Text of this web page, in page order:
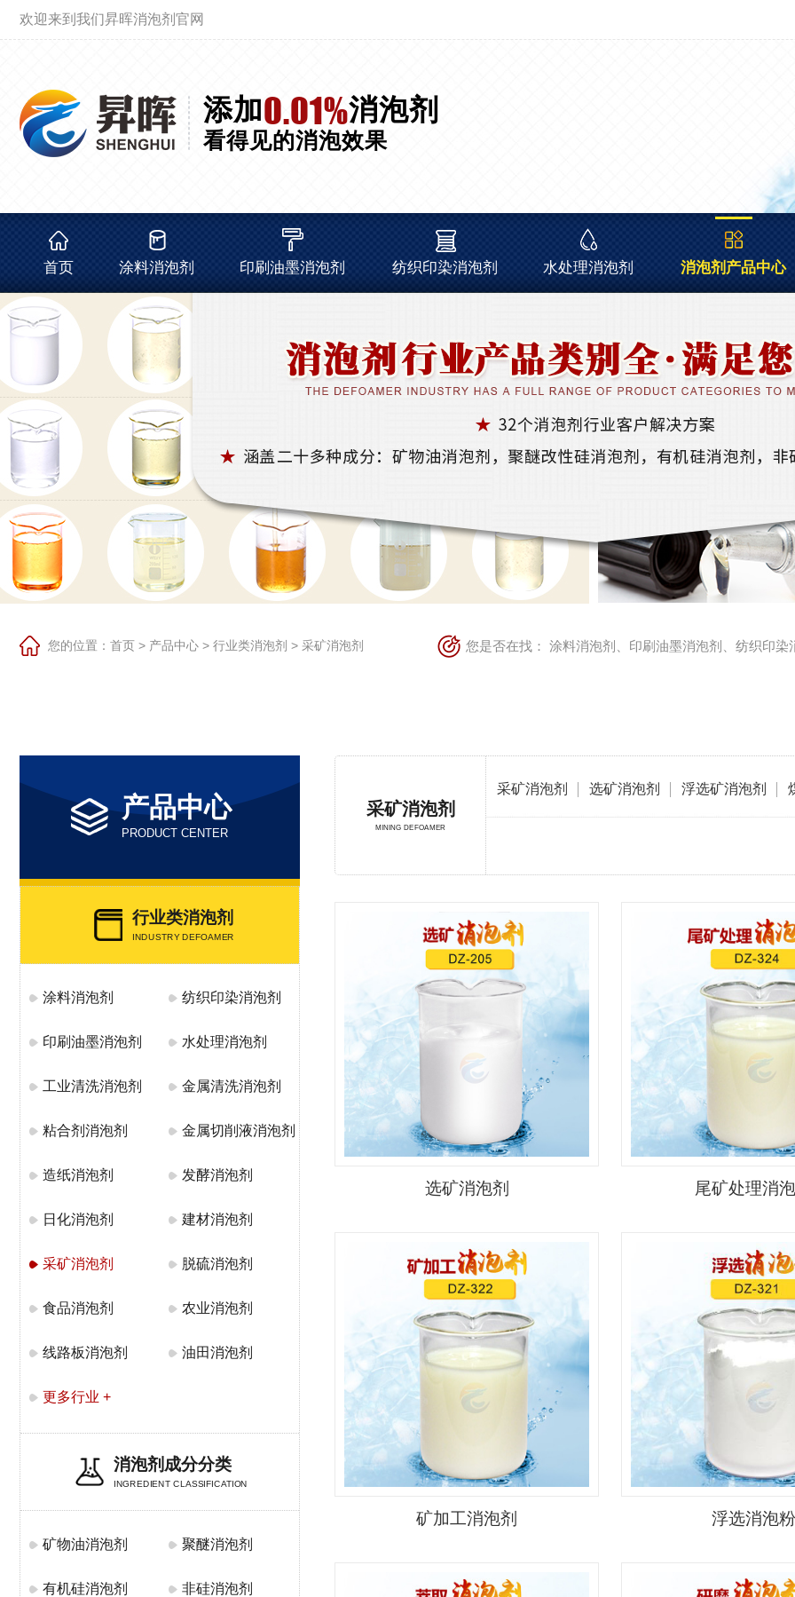
欢迎来到我们昇晖消泡剂官网
添加0.01%消泡剂
看得见的消泡效果
首页 涂料消泡剂 印刷油墨消泡剂 纺织印染消泡剂 水处理消泡剂 消泡剂产品中心
您的位置： 首页 > 产品中心 > 行业类消泡剂 > 采矿消泡剂 您是否在找： 涂料消泡剂 印刷油墨消泡剂 纺织印染
产品中心
PRODUCT CENTER
行业类消泡剂
INDUSTRY DEFOAMER
涂料消泡剂 纺织印染消泡剂
印刷油墨消泡剂 水处理消泡剂
工业清洗消泡剂 金属清洗消泡剂
粘合剂消泡剂 金属切削液消泡剂
造纸消泡剂 发酵消泡剂
日化消泡剂 建材消泡剂
采矿消泡剂 脱硫消泡剂
食品消泡剂 农业消泡剂
线路板消泡剂 油田消泡剂
更多行业 +
消泡剂成分分类
INGREDIENT CLASSIFICATION
矿物油消泡剂 聚醚消泡剂
有机硅消泡剂 非硅消泡剂
采矿消泡剂
MINING DEFOAMER
采矿消泡剂 选矿消泡剂 浮选矿消泡剂
选矿消泡剂 尾矿处理消
矿加工消泡剂 浮选消泡粉